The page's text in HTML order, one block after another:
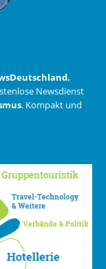
Newsdienst
. Kompakt und